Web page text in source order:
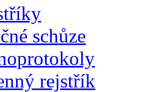
schůze
rejstřík